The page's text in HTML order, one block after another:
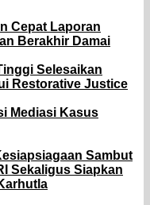
Cepat Laporan
Berakhir Damai
Selesaikan
Restorative Justice
Mediasi Kasus
Sambut
Sekaligus Siapkan